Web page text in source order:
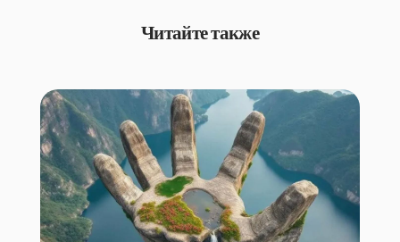
Читайте также